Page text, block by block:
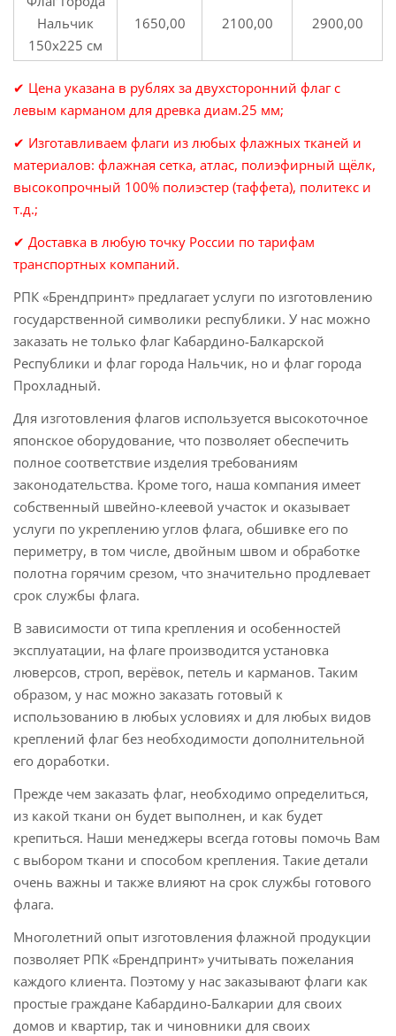
Нальчик
150х225 см
1650,00 2100,00 2900,00
✔ Цена указана в рублях за двухсторонний флаг с
левым карманом для древка диам.25 мм;
✔ Изготавливаем флаги из любых флажных тканей и
материалов: флажная сетка, атлас, полиэфирный щёлк,
высокопрочный 100% полиэстер (таффета), политекс и
т.д.;
✔ Доставка в любую точку России по тарифам
транспортных компаний.
РПК «Брендпринт» предлагает услуги по изготовлению
государственной символики республики. У нас можно
заказать не только флаг Кабардино-Балкарской
Республики и флаг города Нальчик, но и флаг города
Прохладный.
Для изготовления флагов используется высокоточное
японское оборудование, что позволяет обеспечить
полное соответствие изделия требованиям
законодательства. Кроме того, наша компания имеет
собственный швейно-клеевой участок и оказывает
услуги по укреплению углов флага, обшивке его по
периметру, в том числе, двойным швом и обработке
полотна горячим срезом, что значительно продлевает
срок службы флага.
В зависимости от типа крепления и особенностей
эксплуатации, на флаге производится установка
люверсов, строп, верёвок, петель и карманов. Таким
образом, у нас можно заказать готовый к
использованию в любых условиях и для любых видов
креплений флаг без необходимости дополнительной
его доработки.
Прежде чем заказать флаг, необходимо определиться,
из какой ткани он будет выполнен, и как будет
крепиться. Наши менеджеры всегда готовы помочь Вам
с выбором ткани и способом крепления. Такие детали
очень важны и также влияют на срок службы готового
флага.
Многолетний опыт изготовления флажной продукции
позволяет РПК «Брендпринт» учитывать пожелания
каждого клиента. Поэтому у нас заказывают флаги как
простые граждане Кабардино-Балкарии для своих
домов и квартир, так и чиновники для своих